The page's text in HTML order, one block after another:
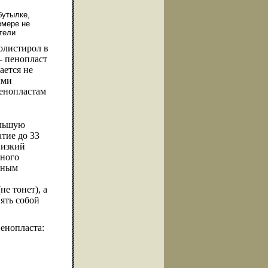
не
в
пенопласт
не
до 33
тонет), а
собой